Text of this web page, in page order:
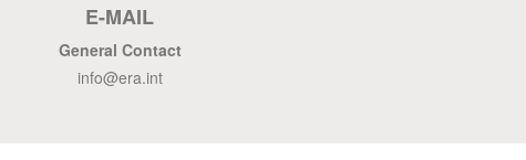
E-MAIL
General Contact
info@era.int